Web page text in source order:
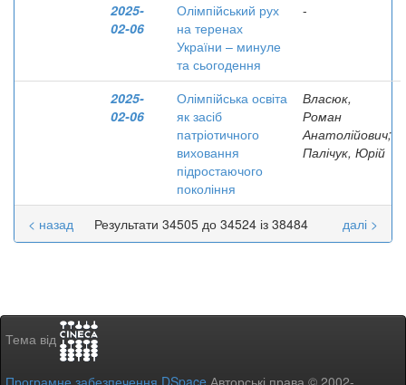
2025-
02-06
Олімпійський рух
на теренах
України – минуле
та сьогодення
-
2025-
02-06
Олімпійська освіта
як засіб
патріотичного
виховання
підростаючого
покоління
Власюк,
Роман
Анатолійович;
Палічук, Юрій
Результати 34505 до 34524 із 38484
< назад далі >
Тема від
Програмне забезпечення DSpace Авторські права © 2002-